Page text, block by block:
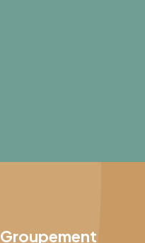
Groupement